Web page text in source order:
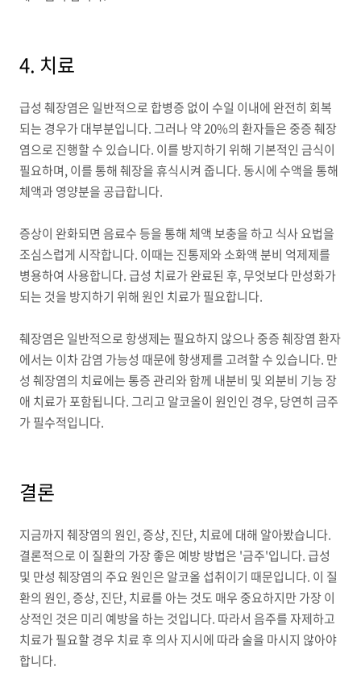
4. 치료
급성 췌장염은 일반적으로 합병증 없이 수일 이내에 완전히 회복
되는 경우가 대부분입니다. 그러나 약 20%의 환자들은 중증 췌장
염으로 진행할 수 있습니다. 이를 방지하기 위해 기본적인 금식이
필요하며, 이를 통해 췌장을 휴식시켜 줍니다. 동시에 수액을 통해
체액과 영양분을 공급합니다.
증상이 완화되면 음료수 등을 통해 체액 보충을 하고 식사 요법을
조심스럽게 시작합니다. 이때는 진통제와 소화액 분비 억제제를
병용하여 사용합니다. 급성 치료가 완료된 후, 무엇보다 만성화가
되는 것을 방지하기 위해 원인 치료가 필요합니다.
췌장염은 일반적으로 항생제는 필요하지 않으나 중증 췌장염 환자
에서는 이차 감염 가능성 때문에 항생제를 고려할 수 있습니다. 만
성 췌장염의 치료에는 통증 관리와 함께 내분비 및 외분비 기능 장
애 치료가 포함됩니다. 그리고 알코올이 원인인 경우, 당연히 금주
가 필수적입니다.
결론
지금까지 췌장염의 원인, 증상, 진단, 치료에 대해 알아봤습니다.
결론적으로 이 질환의 가장 좋은 예방 방법은 '금주'입니다. 급성
및 만성 췌장염의 주요 원인은 알코올 섭취이기 때문입니다. 이 질
환의 원인, 증상, 진단, 치료를 아는 것도 매우 중요하지만 가장 이
상적인 것은 미리 예방을 하는 것입니다. 따라서 음주를 자제하고
치료가 필요할 경우 치료 후 의사 지시에 따라 술을 마시지 않아야
합니다.